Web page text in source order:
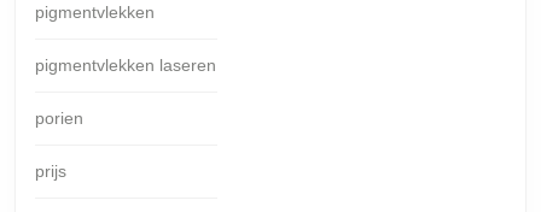
pigmentvlekken
pigmentvlekken laseren
porien
prijs